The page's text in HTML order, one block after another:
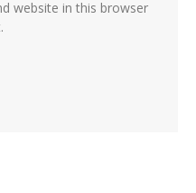
website in this browser